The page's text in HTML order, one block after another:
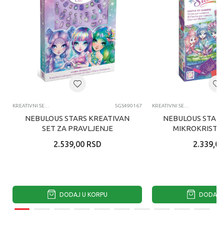
KREATIVNI SETOVI OSTALO SGS490167
NEBULOUS STARS KREATIVAN
SET ZA PRAVLJENJE
2.539,00 RSD
DODAJ U KORPU
KREATIVNI SETOVI OSTALO
NEBULOUS
2.339,00
DODAJ